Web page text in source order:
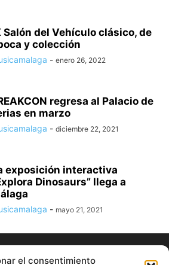
el consentimiento
Salón del Vehículo clásico, de
y colección
- enero 26, 2022
regresa al Palacio de
en marzo
- diciembre 22, 2021
exposición interactiva
Dinosaurs” llega a
- mayo 21, 2021